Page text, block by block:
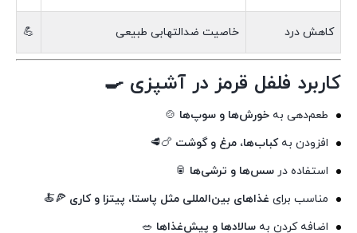
کاهش درد خاصیت ضدالتهابی طبیعی 💪
کاربرد فلفل قرمز در آشپزی 🍳
طعم‌دهی به خورش‌ها و سوپ‌ها 🍲
افزودن بهکباب‌ها، مرغ و گوشت 🍗🥩
استفاده در سس‌ها و ترشی‌ها 🥫
مناسب برای غذاهای بین‌المللی مثل پاستا، پیتزا و کاری 🍕🍝
اضافه کردن به سالادها و پیش‌غذاها 🥗